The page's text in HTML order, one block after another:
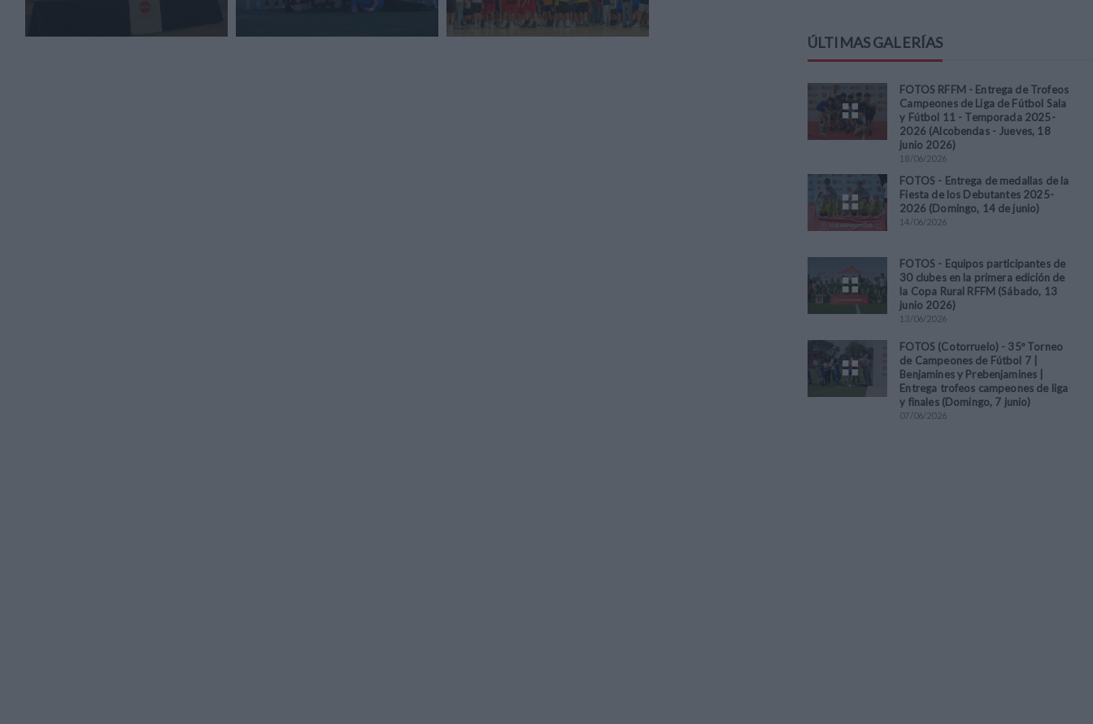
ÚLTIMAS GALERÍAS
FOTOS RFFM - Entrega de Trofeos
Campeones de Liga de Fútbol Sala
y Fútbol 11 - Temporada 2025-
2026 (Alcobendas - Jueves, 18
junio 2026)
18/06/2026
FOTOS - Entrega de medallas de la
Fiesta de los Debutantes 2025-
2026 (Domingo, 14 de junio)
14/06/2026
FOTOS - Equipos participantes de
30 clubes en la primera edición de
la Copa Rural RFFM (Sábado, 13
junio 2026)
13/06/2026
FOTOS (Cotorruelo) - 35º Torneo
de Campeones de Fútbol 7 |
Benjamines y Prebenjamines |
Entrega trofeos campeones de liga
y finales (Domingo, 7 junio)
07/06/2026